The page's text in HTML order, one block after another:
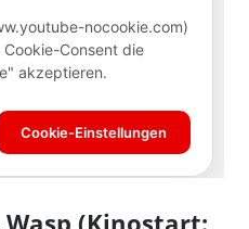
(Kinostart: